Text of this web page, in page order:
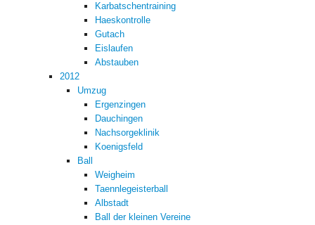
Karbatschentraining
Haeskontrolle
Gutach
Eislaufen
Abstauben
2012
Umzug
Ergenzingen
Dauchingen
Nachsorgeklinik
Koenigsfeld
Ball
Weigheim
Taennlegeisterball
Albstadt
Ball der kleinen Vereine